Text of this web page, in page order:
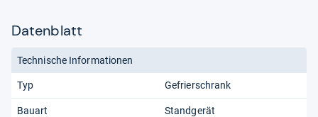
Datenblatt
Technische Informationen
Typ Gefrierschrank
Bauart Standgerät